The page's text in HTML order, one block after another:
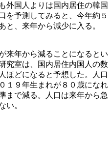
外国人よりは国内居住の韓国
を予測してみると、今年約５
と、来年から減少に入る。
来年から減ることになるとい
究室は、国内居住内国人の数
ほどになると予想した。人口
１９年生まれが８０歳になれ
まで減る。人口は来年から急
い。